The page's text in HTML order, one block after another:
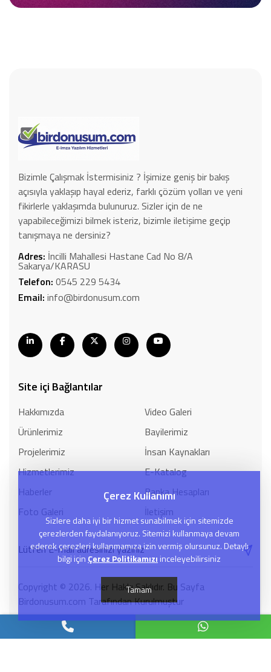
Bizimle Çalışmak İstermisiniz ? İşimize geniş bir bakış
açısıyla yaklaşıp hayal ederiz, farklı çözüm yolları ve yeni
fikirlerle yaklaşımda bulunuruz. Sizler için de ne
yapabileceğimizi bilmek isteriz, bizimle iletişime geçip
tanışmaya ne dersiniz?
Adres: İncilli Mahallesi Hastane Cad No 8/A
Sakarya/KARASU
Telefon: 0545 229 5434
Email: info@birdonusum.com
Site içi Bağlantılar
Hakkımızda
Ürünlerimiz
Projelerimiz
Hizmetlerimiz
Haberler
Foto Galeri
Video Galeri
Bayilerimiz
İnsan Kaynakları
E-Katalog
Banka Hesapları
İletişim
Copyright © 2026. Her Hakkı Saklıdır. Bu Sayfa
Birdonusum.com Tarafından Kurulmuştur
Çerez Kullanımı
Sizlere daha iyi bir hizmet sunabilmek için sitemizde
çerezlerden faydalanıyoruz. Sitemizi kullanmaya devam
ederek çerezleri kullanmamıza izin vermiş olursunuz. Detaylı
bilgi için Çerez Politikamızı inceleyebilirsiniz
Tamam